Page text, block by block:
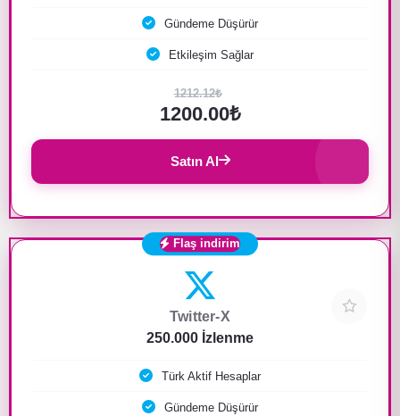
Gündeme Düşürür
Etkileşim Sağlar
1212.12₺
1200.00₺
Satın Al
Flaş indirim
Twitter-X
250.000 İzlenme
Türk Aktif Hesaplar
Gündeme Düşürür